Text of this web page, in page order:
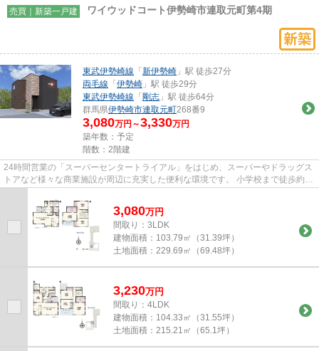
売買｜新築一戸建 ワイウッドコート伊勢崎市連取元町第4期
東武伊勢崎線 「新伊勢崎 」駅 徒歩27分
両毛線 「伊勢崎 」駅 徒歩29分
東武伊勢崎線 「剛志 」駅 徒歩64分
群馬県伊勢崎市連取元町268番9
3,080万円～3,330万円
築年数：予定
階数：2階建
24時間営業の「スーパーセンタートライアル」をはじめ、スーパーやドラッグス
トアなど様々な商業施設が周辺に充実した便利な環境です。 小学校まで徒歩約9
分と近く、お子様のいるご家...
3,080万円
間取り：3LDK
建物面積： 103.79㎡（31.39坪）
土地面積： 229.69㎡（69.48坪）
3,230万円
間取り：4LDK
建物面積： 104.33㎡（31.55坪）
土地面積： 215.21㎡（65.1坪）